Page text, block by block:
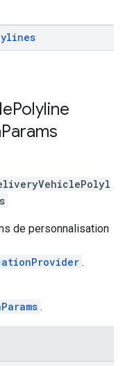
Polyline
Params
de personnalisation
.
.